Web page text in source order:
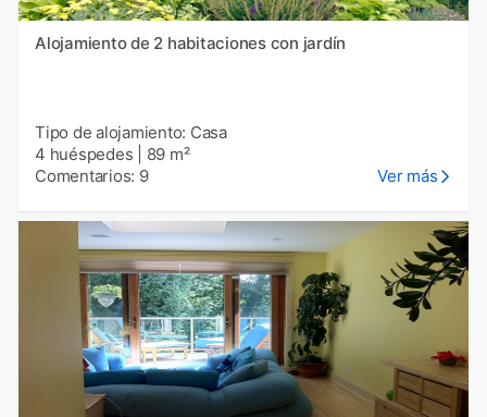
Alojamiento de 2 habitaciones con jardín
Tipo de alojamiento: Casa
4 huéspedes
89 m²
Comentarios: 9
Ver más